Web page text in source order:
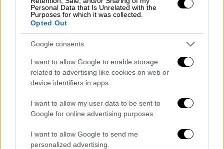
Personal Data that Is Unrelated with the
Purposes for which it was collected.
Opted Out
Google consents
I want to allow Google to enable storage
related to advertising like cookies on web or
device identifiers in apps.
I want to allow my user data to be sent to
Google for online advertising purposes.
I want to allow Google to send me
personalized advertising.
σύστημα